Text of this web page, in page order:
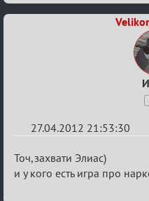
(дополнения
приветствуются)
27.04.2012 21:53:30
Re:
План
Точ,захвати Элиас)
и у кого есть игра про